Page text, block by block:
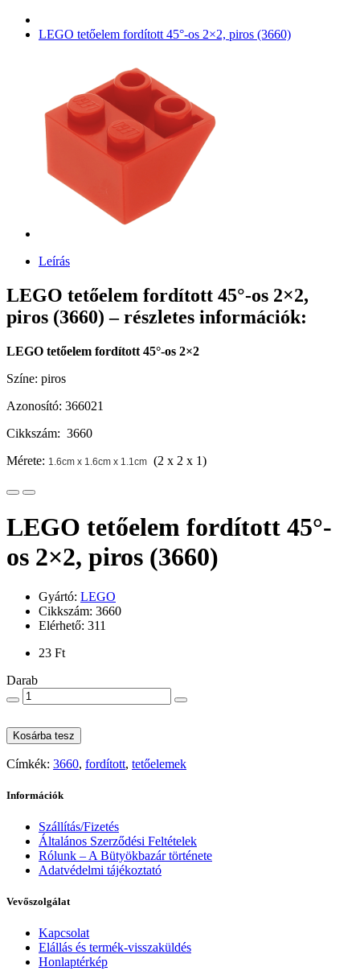
LEGO tetőelem fordított 45°-os 2×2, piros (3660)
Leírás
LEGO tetőelem fordított 45°-os 2×2,
piros (3660) – részletes információk:
LEGO tetőelem fordított 45°-os 2×2
Színe: piros
Azonosító: 366021
Cikkszám: 3660
Mérete: 1.6cm x 1.6cm x 1.1cm (2 x 2 x 1)
LEGO tetőelem fordított 45°-
os 2×2, piros (3660)
Gyártó: LEGO
Cikkszám: 3660
Elérhető: 311
23 Ft
Darab
Kosárba tesz
Címkék: 3660, fordított, tetőelemek
Információk
Szállítás/Fizetés
Általános Szerződési Feltételek
Rólunk – A Bütyökbazár története
Adatvédelmi tájékoztató
Vevőszolgálat
Kapcsolat
Elállás és termék-visszaküldés
Honlaptérkép